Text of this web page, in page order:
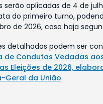
serão aplicadas de 4 de
do primeiro turno,
de 2026, caso haja
detalhadas podem ser
de Condutas Vedadas
Eleições de 2026,
Geral da União.